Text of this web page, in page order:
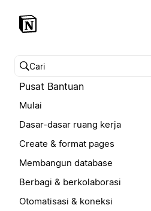
Cari pusat bantuan
Pusat Bantuan
Mulai
Dasar-dasar ruang kerja
Create & format pages
Membangun database
Berbagi & berkolaborasi
Otomatisasi & koneksi